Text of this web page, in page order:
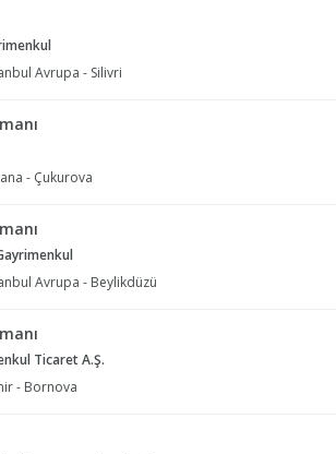
Avrupa - Silivri
- Çukurova
Avrupa - Beylikdüzü
Ticaret A.Ş.
- Bornova